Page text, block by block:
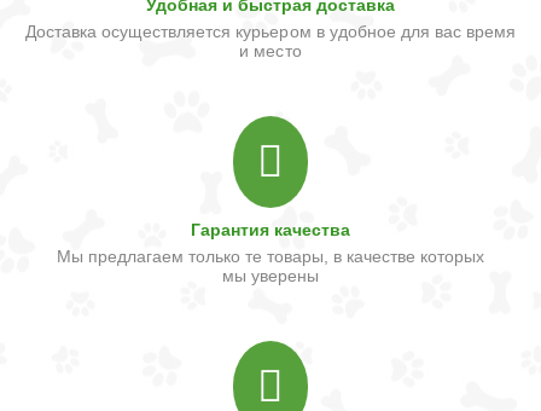
Удобная и быстрая доставка
Доставка осуществляется курьером в удобное для вас время
и место
Гарантия качества
Мы предлагаем только те товары, в качестве которых
мы уверены